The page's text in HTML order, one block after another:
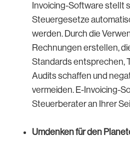
Invoicing-Software stellt
Steuergesetze
werden. Durch die
Rechnungen erstellen,
Standards entsprechen,
Audits schaffen und
vermeiden. E-Invoicing-
Steuerberater an Ihrer
Umdenken für den